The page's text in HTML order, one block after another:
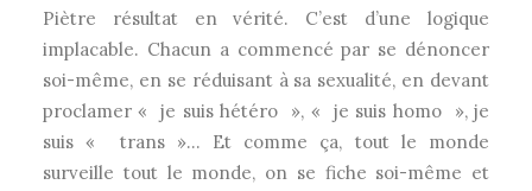
Piètre résultat en vérité. C’est d’une logique
implacable. Chacun a commencé par se dénoncer
soi-même, en se réduisant à sa sexualité, en devant
proclamer « je suis hétéro », « je suis homo », je
suis « trans »… Et comme ça, tout le monde
surveille tout le monde, on se fiche soi-même et